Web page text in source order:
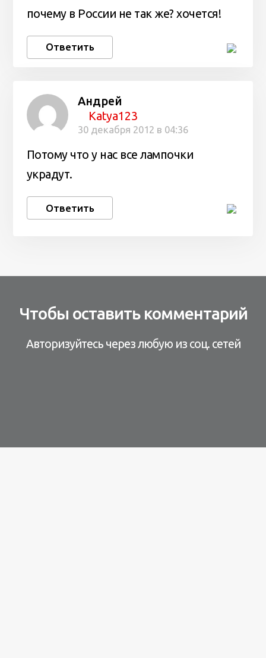
почему в России не так же? хочется!
Ответить
Андрей
Katya123
30 декабря 2012 в 04:36
Потому что у нас все лампочки
украдут.
Ответить
Чтобы оставить комментарий
Авторизуйтесь через любую из соц. сетей